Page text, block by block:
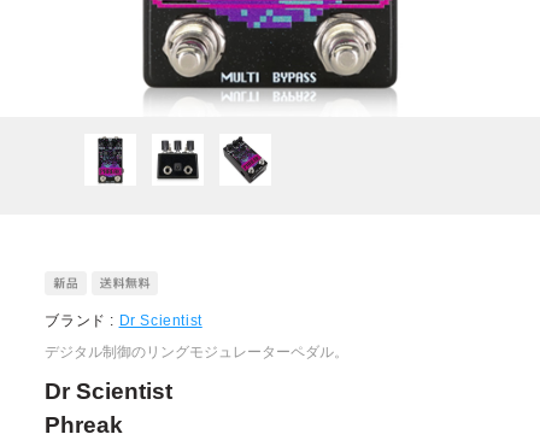
ブランド : Dr Scientist
デジタル制御のリングモジュレーターペダル。
Dr Scientist
Phreak